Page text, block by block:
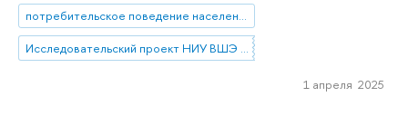
потребительское поведение населения
Исследовательский проект НИУ ВШЭ «Экономическое поведение домашних хозяйств»
1 апреля 2025